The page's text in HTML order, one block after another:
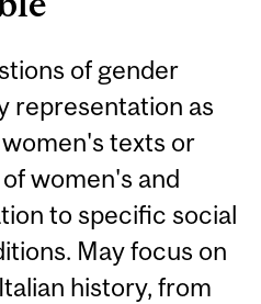
of gender
representation as
texts or
women's and
to specific social
May focus on
history, from